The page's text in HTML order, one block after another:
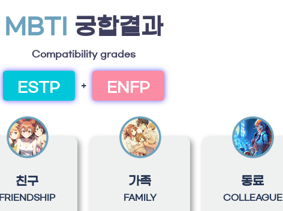
MBTI 궁합결과
Compatibility grades
ESTP + ENFP
친구
FRIENDSHIP
가족
FAMILY
동료
COLLEAGUE